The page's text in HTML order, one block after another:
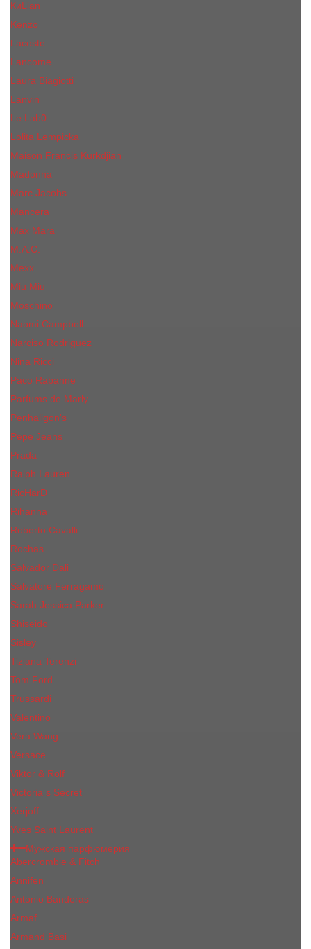
КиLian
Kenzo
Lacoste
Lancome
Laura Biagiotti
Lanvin
Lе Lab0
Lolita Lempicka
Maison Francis Kurkdjian
Madonna
Marc Jacobs
Mancera
Max Mara
M.А.C.
Mexx
Miu Miu
Mоsсhino
Naomi Campbell
Narciso Rodriguez
Nina Ricci
Paco Rabanne
Parfums de Marly
Penhaligon's
Pepe Jeans
Prada
Ralph Lauren
RicHarD
Rihanna
Roberto Cavalli
Rochas
Salvador Dali
Salvatore Ferragamo
Sarah Jessica Parker
Shiseido
Sisley
Tiziana Terenzi
Tom Ford
Trussardi
Valentino
Vera Wang
Versace
Viktor & Rolf
Victoria s Secret
Xerjoff
Yves Saint Laurent
Мужская парфюмерия
Abercrombie & Fitch
Annifen
Antonio Banderas
Armaf
Armand Basi